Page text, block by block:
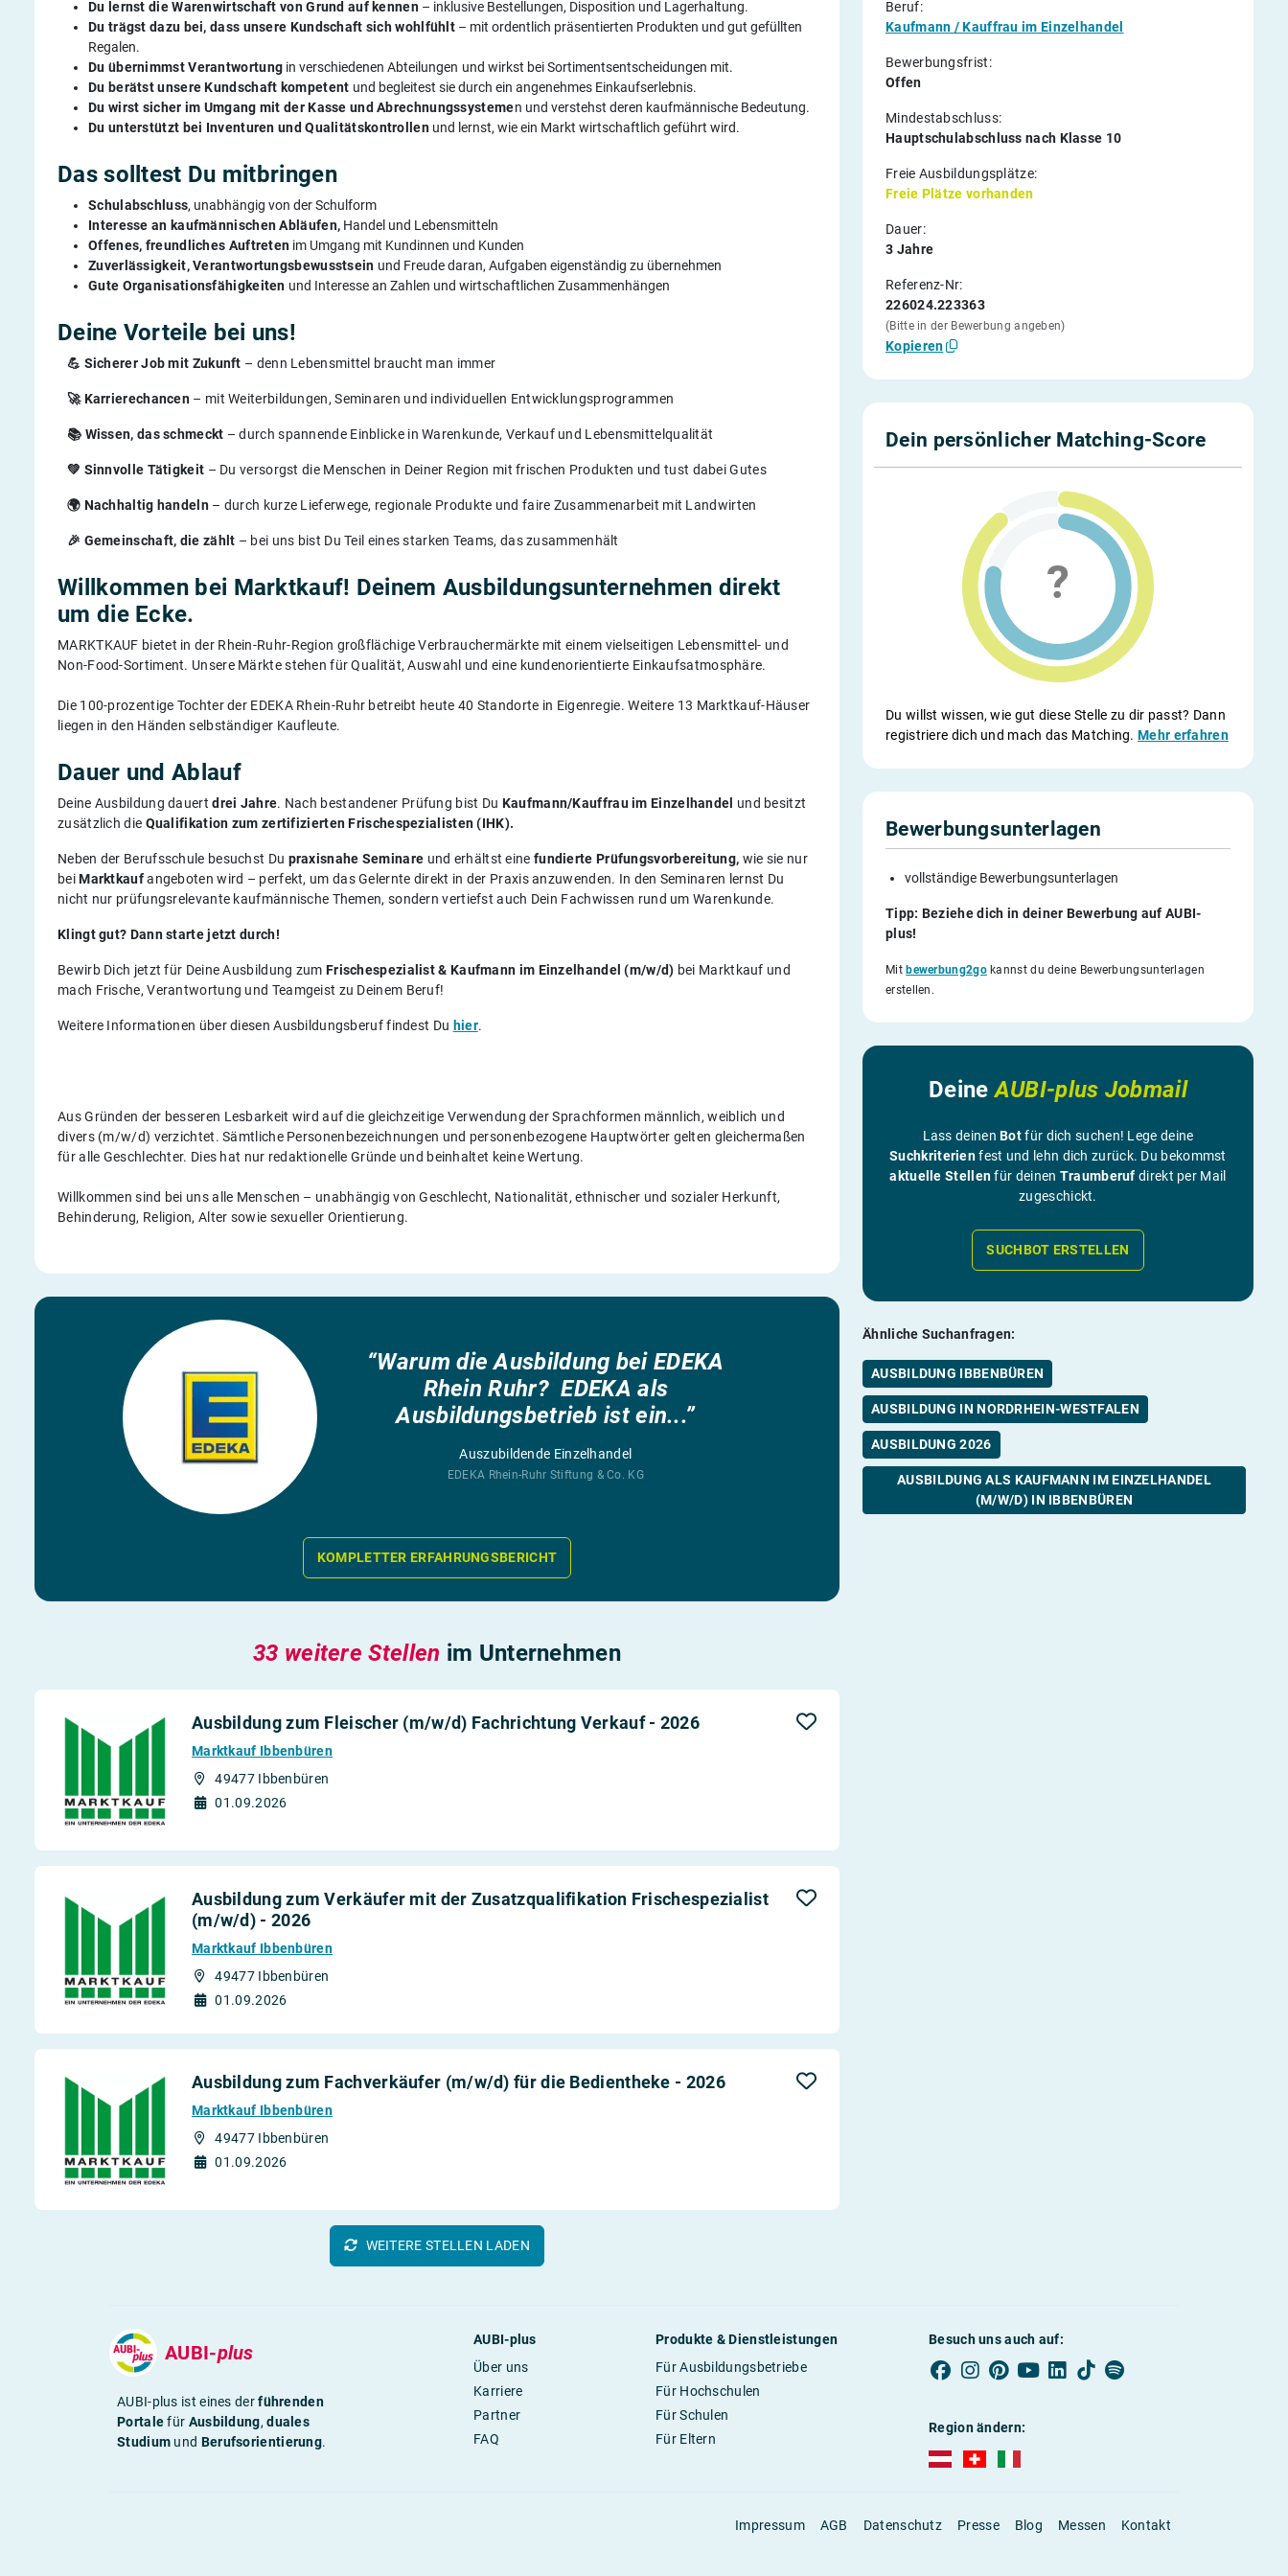
Du lernst die Warenwirtschaft von Grund auf kennen – inklusive Bestellungen, Disposition und Lagerhaltung.​
Du trägst dazu bei, dass unsere Kundschaft sich wohlfühlt – mit ordentlich präsentierten Produkten und gut gefüllten
Regalen.​
Du übernimmst Verantwortung in verschiedenen Abteilungen und wirkst bei Sortimentsentscheidungen mit.​
Du berätst unsere Kundschaft kompetent und begleitest sie durch ein angenehmes Einkaufserlebnis.​
Du wirst sicher im Umgang mit der Kasse und Abrechnungssystemen und verstehst deren kaufmännische Bedeutung.​
Du unterstützt bei Inventuren und Qualitätskontrollen und lernst, wie ein Markt wirtschaftlich geführt wird.
Das solltest Du mitbringen
Schulabschluss, unabhängig von der Schulform​
Interesse an kaufmännischen Abläufen, Handel und Lebensmitteln​
Offenes, freundliches Auftreten im Umgang mit Kundinnen und Kunden​
Zuverlässigkeit, Verantwortungsbewusstsein und Freude daran, Aufgaben eigenständig zu übernehmen​
Gute Organisationsfähigkeiten und Interesse an Zahlen und wirtschaftlichen Zusammenhängen
Deine Vorteile bei uns!
💪 Sicherer Job mit Zukunft – denn Lebensmittel braucht man immer
🚀 Karrierechancen – mit Weiterbildungen, Seminaren und individuellen Entwicklungsprogrammen
📚 Wissen, das schmeckt – durch spannende Einblicke in Warenkunde, Verkauf und Lebensmittelqualität
💚 Sinnvolle Tätigkeit – Du versorgst die Menschen in Deiner Region mit frischen Produkten und tust dabei Gutes
🌍 Nachhaltig handeln – durch kurze Lieferwege, regionale Produkte und faire Zusammenarbeit mit Landwirten
🎉 Gemeinschaft, die zählt – bei uns bist Du Teil eines starken Teams, das zusammenhält
Willkommen bei Marktkauf! Deinem Ausbildungsunternehmen direkt
um die Ecke.
MARKTKAUF bietet in der Rhein-Ruhr-Region großflächige Verbrauchermärkte mit einem vielseitigen Lebensmittel- und
Non-Food-Sortiment. Unsere Märkte stehen für Qualität, Auswahl und eine kundenorientierte Einkaufsatmosphäre.​
Die 100-prozentige Tochter der EDEKA Rhein-Ruhr betreibt heute 40 Standorte in Eigenregie. Weitere 13 Marktkauf-Häuser
liegen in den Händen selbständiger Kaufleute.
Dauer und Ablauf
Deine Ausbildung dauert drei Jahre. Nach bestandener Prüfung bist Du Kaufmann/Kauffrau im Einzelhandel und besitzt
zusätzlich die Qualifikation zum zertifizierten Frischespezialisten (IHK).
Neben der Berufsschule besuchst Du praxisnahe Seminare und erhältst eine fundierte Prüfungsvorbereitung, wie sie nur
beiMarktkaufangeboten wird – perfekt, um das Gelernte direkt in der Praxis anzuwenden. In den Seminaren lernst Du
nicht nur prüfungsrelevante kaufmännische Themen, sondern vertiefst auch Dein Fachwissen rund um Warenkunde.
Klingt gut? Dann starte jetzt durch!
Bewirb Dich jetzt für Deine Ausbildung zum Frischespezialist & Kaufmann im Einzelhandel (m/w/d) bei Marktkauf und
mach Frische, Verantwortung und Teamgeist zu Deinem Beruf!
Weitere Informationen über diesen Ausbildungsberuf findest Du hier.
Aus Gründen der besseren Lesbarkeit wird auf die gleichzeitige Verwendung der Sprachformen männlich, weiblich und
divers (m/w/d) verzichtet. Sämtliche Personenbezeichnungen und personenbezogene Hauptwörter gelten gleichermaßen
für alle Geschlechter. Dies hat nur redaktionelle Gründe und beinhaltet keine Wertung.
Willkommen sind bei uns alle Menschen – unabhängig von Geschlecht, Nationalität, ethnischer und sozialer Herkunft,
Behinderung, Religion, Alter sowie sexueller Orientierung.
Beruf:
Kaufmann / Kauffrau im Einzelhandel
Bewerbungsfrist:
Offen
Mindestabschluss:
Hauptschulabschluss nach Klasse 10
Freie Ausbildungsplätze:
Freie Plätze vorhanden
Dauer:
3 Jahre
Referenz-Nr:
226024.223363
(Bitte in der Bewerbung angeben)
Kopieren
Dein persönlicher Matching-Score
Du willst wissen, wie gut diese Stelle zu dir passt? Dann
registriere dich und mach das Matching.Mehr erfahren
Bewerbungsunterlagen
vollständige Bewerbungsunterlagen
Tipp: Beziehe dich in deiner Bewerbung auf AUBI-
plus!
Mitbewerbung2gokannst du deine Bewerbungsunterlagen
erstellen.
DeineAUBI-plus Jobmail
Lass deinenBotfür dich suchen! Lege deine
Suchkriterienfest und lehn dich zurück. Du bekommst
aktuelle Stellenfür deinen Traumberuf direkt per Mail
zugeschickt.
SUCHBOT ERSTELLEN
Ähnliche Suchanfragen:
AUSBILDUNG IBBENBÜREN
AUSBILDUNG IN NORDRHEIN-WESTFALEN
AUSBILDUNG 2026
AUSBILDUNG ALS KAUFMANN IM EINZELHANDEL
(M/W/D) IN IBBENBÜREN
“Warum die Ausbildung bei EDEKA
Rhein Ruhr? EDEKA als
Ausbildungsbetrieb ist ein...”
Auszubildende Einzelhandel
EDEKA Rhein-Ruhr Stiftung & Co. KG
KOMPLETTER ERFAHRUNGSBERICHT
33 weitere Stellen im Unternehmen
Ausbildung zum Fleischer (m/w/d) Fachrichtung Verkauf - 2026
Marktkauf Ibbenbüren
49477 Ibbenbüren
01.09.2026
Ausbildung zum Verkäufer mit der Zusatzqualifikation Frischespezialist
(m/w/d) - 2026
Marktkauf Ibbenbüren
49477 Ibbenbüren
01.09.2026
Ausbildung zum Fachverkäufer (m/w/d) für die Bedientheke - 2026
Marktkauf Ibbenbüren
49477 Ibbenbüren
01.09.2026
WEITERE STELLEN LADEN
AUBI-plus
AUBI-plus ist eines derführenden
Portalefür Ausbildung,duales
Studium und Berufsorientierung.
AUBI-plus
Über uns
Karriere
Partner
FAQ
Produkte & Dienstleistungen
Für Ausbildungsbetriebe
Für Hochschulen
Für Schulen
Für Eltern
Besuch uns auch auf:
Region ändern:
AUBI-plus Österreich (deutsch)
AUBI-plus Schweiz (deutsch)
AUBI-plus Italien (deutsch)
Impressum AGB Datenschutz Presse Blog Messen Kontakt